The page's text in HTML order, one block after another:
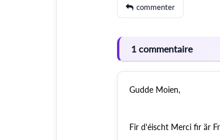
commenter
1 commentaire
Gudde Moien,
Fir d'éischt Merci fir är